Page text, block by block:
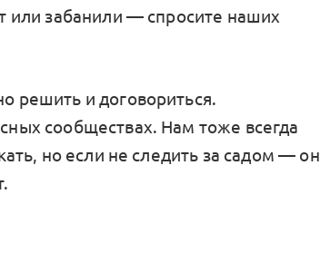
или забанили — спросите наших
решить и договориться.
сообществах. Нам тоже всегда
но если не следить за садом — он